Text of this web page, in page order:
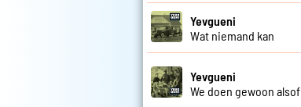
Yevgueni
Wat niemand kan
Yevgueni
We doen gewoon alsof